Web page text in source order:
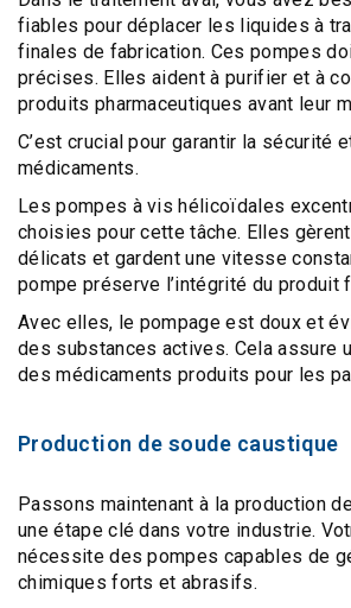
fiables pour déplacer les liquides à
finales de fabrication. Ces pompes
précises. Elles aident à purifier et à
produits pharmaceutiques avant leur
C’est crucial pour garantir la sécurité
médicaments.
Lespompes à vis hélicoïdales
choisies pour cette tâche. Elles
délicats et gardent une vitesse
pompe préserve l’intégrité du produit
Avec elles, le pompage est doux et
des substances actives. Cela assure
des médicaments produits pour les
Production de soude caustique
Passons maintenant à la production
une étape clé dans votre industrie.
nécessite des pompes capables de
chimiques forts et abrasifs.